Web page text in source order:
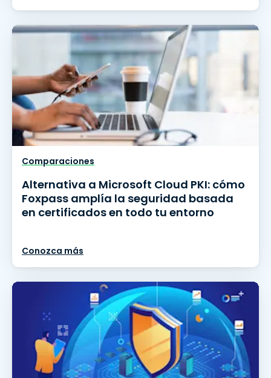
Comparaciones
Alternativa a Microsoft Cloud PKI: cómo
Foxpass amplía la seguridad basada
en certificados en todo tu entorno
Conozca más